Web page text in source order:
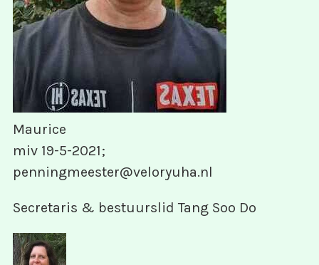
Maurice
miv 19-5-2021;
penningmeester@veloryuha.nl
Secretaris & bestuurslid Tang Soo Do